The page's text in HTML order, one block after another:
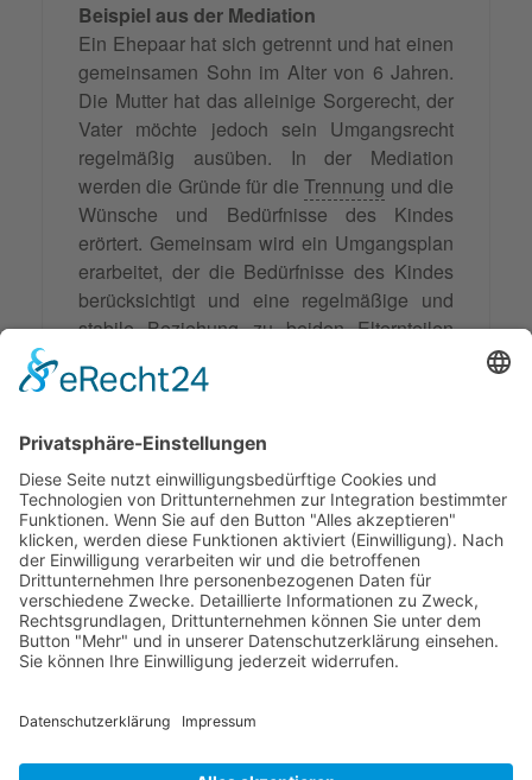
Beispiel aus der Mediation
Ein Ehepaar hat sich getrennt und hat einen
gemeinsamen Sohn im Alter von 6 Jahren.
Die Mutter hat das alleinige Sorgerecht, der
Vater möchte jedoch sein Umgangsrecht
regelmäßig ausüben. In der Mediation
werden die Gründe für dieTrennung und die
Wünsche und Bedürfnisse des Kindes
erörtert. Gemeinsam wird ein Umgangsplan
erarbeitet, der die Bedürfnisse des Kindes
berücksichtigt und eine regelmäßige und
stabile Beziehung zu beiden Elternteilen
Entscheidung und die Einbeziehung des
Umgangsrecht zu einem wichtigen
Bestandteil der gemeinsamen
Elternverantwortung und trägt somit zum
Wohl des Kindes bei.
© 2026 Frank Hartung Ihr Mediator bei Konflikten in Familie,